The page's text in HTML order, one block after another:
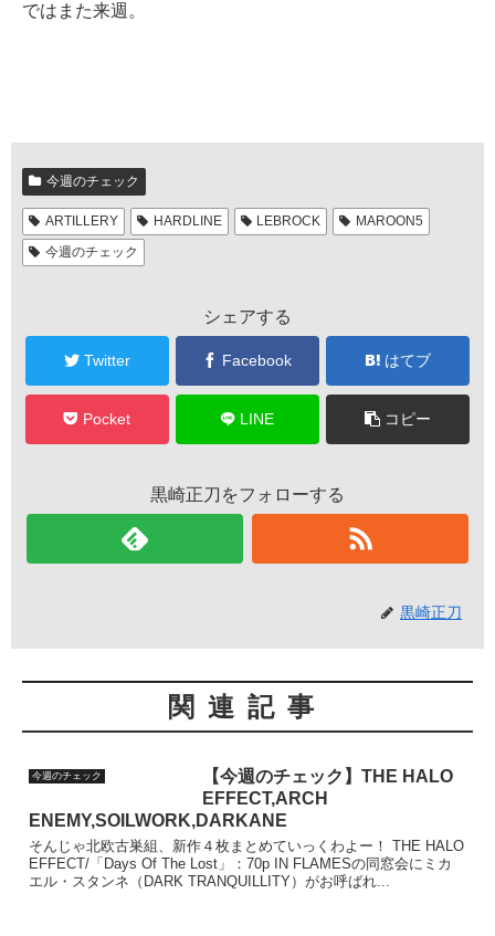
ではまた来週。
今週のチェック
ARTILLERY HARDLINE LEBROCK
MAROON5
今週のチェック
シェアする
Twitter Facebook はてブ
Pocket LINE コピー
黒崎正刀をフォローする
黒崎正刀
関連記事
今週のチェック
【今週のチェック】THE HALO
EFFECT,ARCH
ENEMY,SOILWORK,DARKANE
そんじゃ北欧古巣組、新作４枚まとめていっくわよー！ THE HALO
EFFECT/「Days Of The Lost」：70p IN FLAMESの同窓会にミカ
エル・スタンネ（DARK TRANQUILLITY）がお呼ばれ...